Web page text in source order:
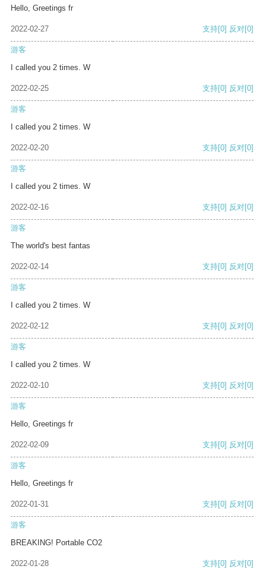
Hello, Greetings fr
2022-02-27 支持[0] 反对[0]
游客
I called you 2 times. W
2022-02-25 支持[0] 反对[0]
游客
I called you 2 times. W
2022-02-20 支持[0] 反对[0]
游客
I called you 2 times. W
2022-02-16 支持[0] 反对[0]
游客
The world's best fantas
2022-02-14 支持[0] 反对[0]
游客
I called you 2 times. W
2022-02-12 支持[0] 反对[0]
游客
I called you 2 times. W
2022-02-10 支持[0] 反对[0]
游客
Hello, Greetings fr
2022-02-09 支持[0] 反对[0]
游客
Hello, Greetings fr
2022-01-31 支持[0] 反对[0]
游客
BREAKING! Portable CO2
2022-01-28 支持[0] 反对[0]